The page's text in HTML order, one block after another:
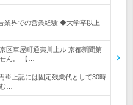
界での営業経験 ◆大学卒以上
区車屋町通夷川上ル 京都新聞第
ん。 【…
※上記には固定残業代として30時
…